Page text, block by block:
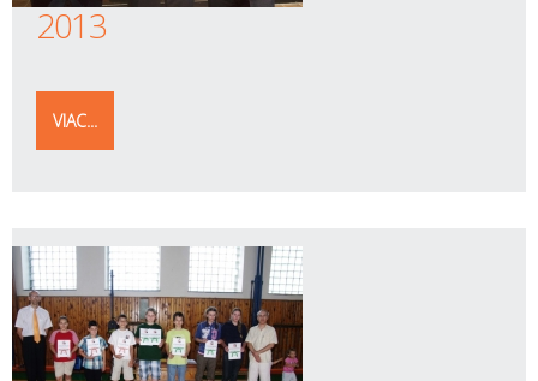
2013
VIAC...